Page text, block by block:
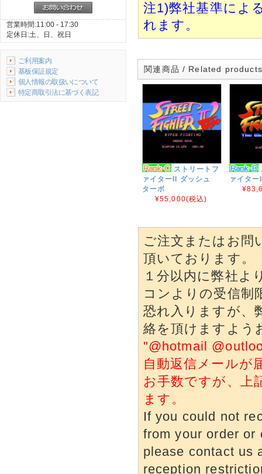
営業時間:11:00 - 17:30
定休日:土、日、祝日
ご利用案内
基板保証規定
個人情報の取扱いについて
特定商取引法に基づく表記
注1)弊社基準によ
れます。
関連商品 / Related products
ストリートフ
ァイターII ダッシュ
ターボ
¥55,000(税込)
ァイター
ご注文またはお問
頂いております。
１分以内に弊社よ
コンよりの受信制
恐れ入りますが、
絡を頂けますよう
"@hotmail
自動返信メールが
お手数ですが、上
ます。
If you could not
from your order or
please contact us
reception